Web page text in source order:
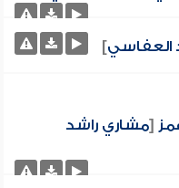
العفاسي]
[مشاري راشد